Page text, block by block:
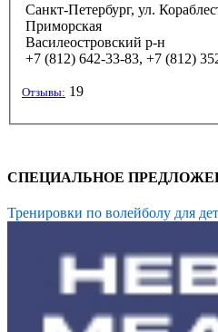
Санкт-Петербург, ул.
Приморская
Василеостровский р-н
+7 (812) 642-33-83, +7 (812)
Отзывы: 19
СПЕЦИАЛЬНОЕ
Тренировки по волейболу для